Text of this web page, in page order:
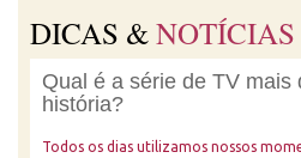
DICAS &NOTÍCIAS
Qual é a série de TV mais
história?
Todos os dias utilizamos nossos